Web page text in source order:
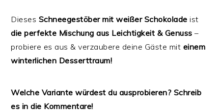
Dieses Schneegestöber mit weißer Schokolade ist
die perfekte Mischung aus Leichtigkeit & Genuss –
probiere es aus & verzaubere deine Gäste mit einem
winterlichen Desserttraum!
Welche Variante würdest du ausprobieren? Schreib
es in die Kommentare!